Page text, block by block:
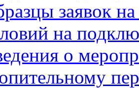
заявок
на
о